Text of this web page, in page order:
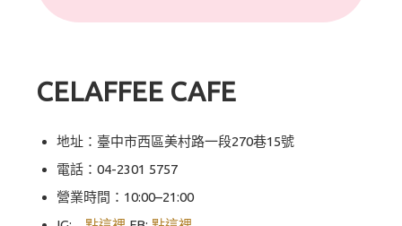
CELAFFEE CAFE
地址：臺中市西區美村路一段270巷15號
電話：04-2301 5757
營業時間：10:00–21:00